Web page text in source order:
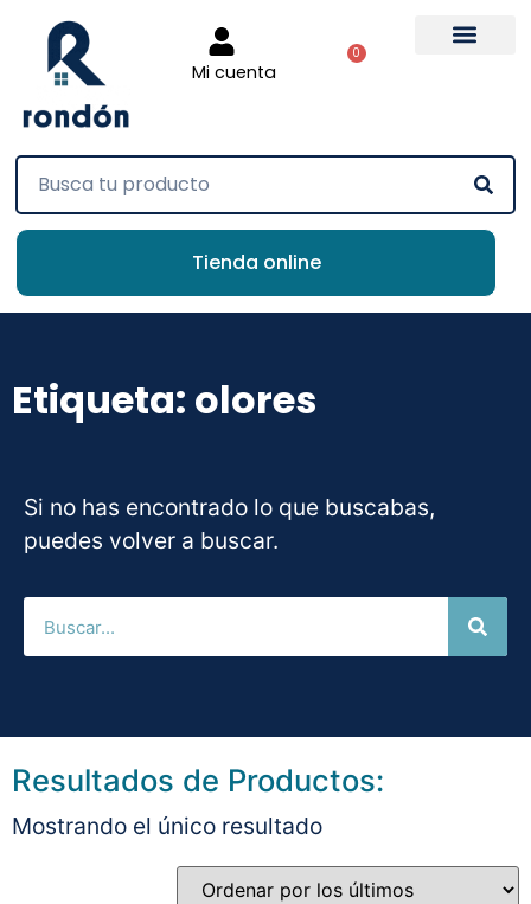
Mi cuenta
0
Tienda online
Etiqueta: olores
Si no has encontrado lo que buscabas,
puedes volver a buscar.
Resultados de Productos:
Mostrando el único resultado